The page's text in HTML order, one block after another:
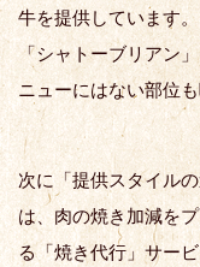
牛を提供しています
「シャトーブリアン
ニューにはない部位
次に「提供スタイル
は、肉の焼き加減を
る「焼き代行」サー